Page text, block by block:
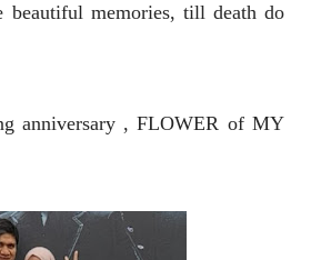
beautiful memories, till death do
anniversary , FLOWER of MY